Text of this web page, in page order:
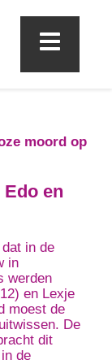
moord op
en
in de
in
werden
en Lexje
moest de
De
dit
de